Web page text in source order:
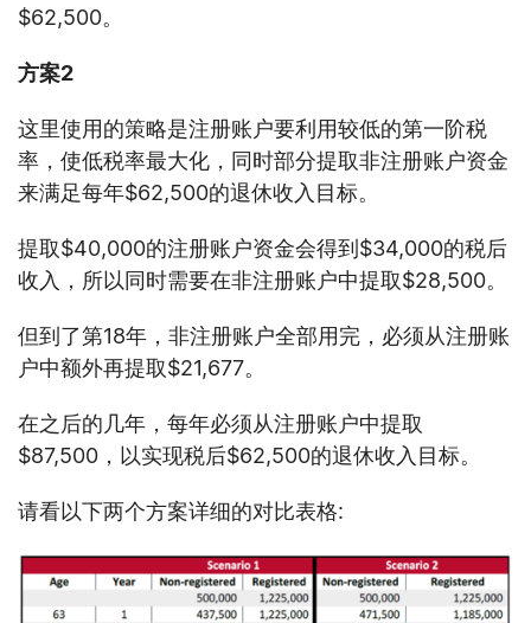
$62,500。
方案2
这里使用的策略是注册账户要利用较低的第一阶税
率，使低税率最大化，同时部分提取非注册账户资金
来满足每年$62,500的退休收入目标。
提取$40,000的注册账户资金会得到$34,000的税后
收入，所以同时需要在非注册账户中提取$28,500。
但到了第18年，非注册账户全部用完，必须从注册账
户中额外再提取$21,677。
在之后的几年，每年必须从注册账户中提取
$87,500，以实现税后$62,500的退休收入目标。
请看以下两个方案详细的对比表格: